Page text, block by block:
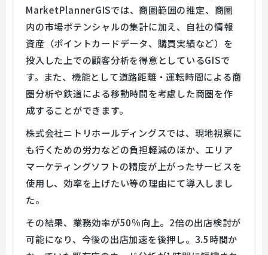
MarketPlannerGISでは、商圏範囲の推定、商圏
内の市場ポテンシャルの集計に加え、自社の情報
資産（ポイントカードデータ、購買実績など）を
投入した上での顧客分析を得意としているGISで
す。また、機能として道路距離・運転時間による商
圏分析や鉄道による移動時間を考慮した商圏を作
成することができます。
株式会社ニトリホールディングスでは、現地視察に
も行くための労力などの負担軽減のほか、エリア
マーケティングソフトの精度が上がったサービスを
使用し、効率を上げたい等の理由にて導入しまし
た。
その結果、業務効率が50％向上。2倍の出店検討が
可能になり、今後の出店加速を後押し。3.5時間か